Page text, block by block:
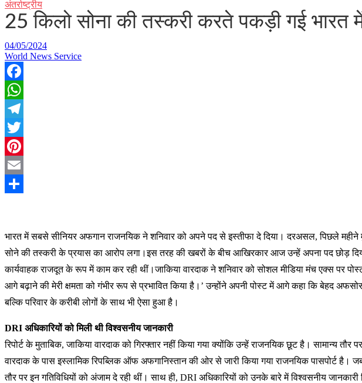
अंतर्राष्ट्रीय
25 किलो सोना की तस्करी करते पकड़ी गई
04/05/2024
World News Service
Facebook
WhatsApp
Telegram
Twitter
Pinterest
Email
भारत में सबसे सीनियर अफगान राजनयिक ने शनिवार को अपने पद से इस्तीफा दे दिया। दरअसल, पिछले महीने
सोने की तस्करी के प्रयास का आरोप लगा।इस तरह की खबरों के बीच आखिरकार आज उन्हें अपना पद छोड़
कार्यवाहक राजदूत के रूप में काम कर रही थीं।जाकिया वारदाक ने शनिवार को सोशल मीडिया मंच एक्स पर
आगे बढ़ाने की मेरी क्षमता को गंभीर रूप से प्रभावित किया है।’ उन्होंने अपनी पोस्ट में आगे कहा कि बेहद
बल्कि परिवार के करीबी लोगों के साथ भी ऐसा हुआ है।
DRI अधिकारियों को मिली थी विश्वसनीय जानकारी
रिपोर्ट के मुताबिक, जाकिया वारदाक को गिरफ्तार नहीं किया गया क्योंकि उन्हें राजनयिक छूट है। सामान्य
वारदाक के पास इस्लामिक रिपब्लिक ऑफ अफगानिस्तान की ओर से जारी किया गया राजनयिक पासपोर्ट है।
तौर पर इन गतिविधियों को अंजाम दे रही थीं। साथ ही, DRI अधिकारियों को उनके बारे में विश्वसनीय